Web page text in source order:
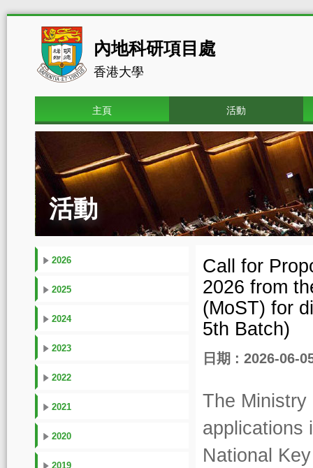
內地科研項目處
香港大學
主頁 活動
活動
2026
2025
2024
2023
2022
2021
2020
2019
Call for
2026 from
(MoST) for
5th Batch)
日期 : 2026-06-
The Ministry
applications
National